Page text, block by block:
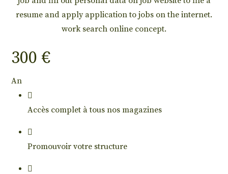
300 €
An
Accès complet à tous nos magazines
Promouvoir votre structure